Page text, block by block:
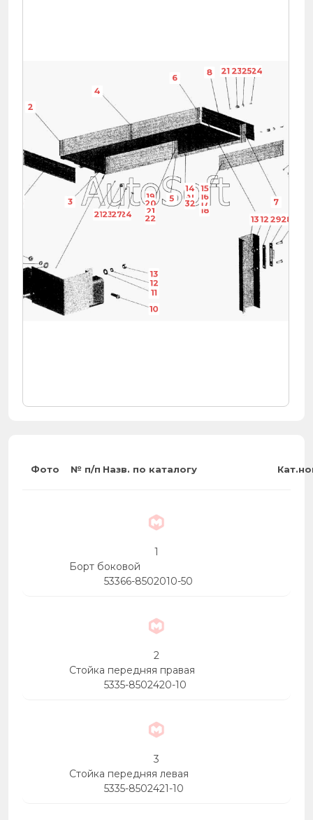
18
19
20
21
21
21 22
23
23
24
24
25
17
27 28
29
31
32
16
15
14
13
13
12
12
11
10
8
7
6
5
4
3
2
Фото № п/п Назв. по каталогу
1
Борт боковой
53366-8502010-50
2
Стойка передняя правая
5335-8502420-10
3
Стойка передняя левая
5335-8502421-10